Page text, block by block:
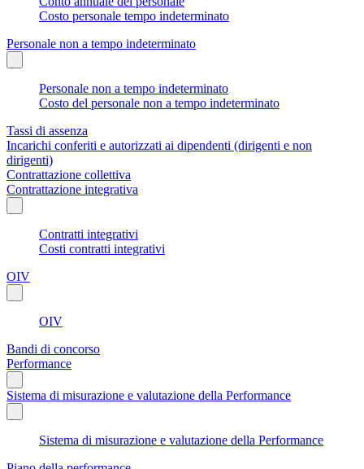
Costo personale tempo indeterminato
Personale non a tempo indeterminato
Personale non a tempo indeterminato
Costo del personale non a tempo indeterminato
Tassi di assenza
Incarichi conferiti e autorizzati ai dipendenti (dirigenti e non
dirigenti)
Contrattazione collettiva
Contrattazione integrativa
Contratti integrativi
Costi contratti integrativi
OIV
OIV
Bandi di concorso
Performance
Sistema di misurazione e valutazione della Performance
Sistema di misurazione e valutazione della Performance